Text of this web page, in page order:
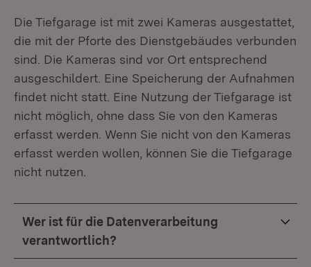
Die Tiefgarage ist mit zwei Kameras ausgestattet,
die mit der Pforte des Dienstgebäudes verbunden
sind. Die Kameras sind vor Ort entsprechend
ausgeschildert. Eine Speicherung der Aufnahmen
findet nicht statt. Eine Nutzung der Tiefgarage ist
nicht möglich, ohne dass Sie von den Kameras
erfasst werden. Wenn Sie nicht von den Kameras
erfasst werden wollen, können Sie die Tiefgarage
nicht nutzen.
Wer ist für die Datenverarbeitung
verantwortlich?